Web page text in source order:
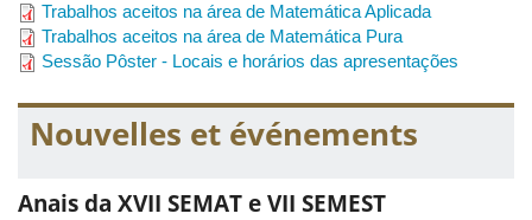
Lúcio Borges de Araújo (FAMAT-UFU)
Patrícia Ferreira Paranaíba (FAMAT-UFU)
Suzete Maria Silva Afonso (IGCE-UNESP)
Trabalhos aceitos na área de Matemática Aplicada
Trabalhos aceitos na área de Matemática Pura
Sessão Pôster - Locais e horários das apresentações
Nouvelles et événements
Anais da XVII SEMAT e VII SEMEST